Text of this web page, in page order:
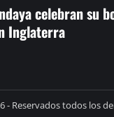
celebran su
Inglaterra
- Reservados todos los